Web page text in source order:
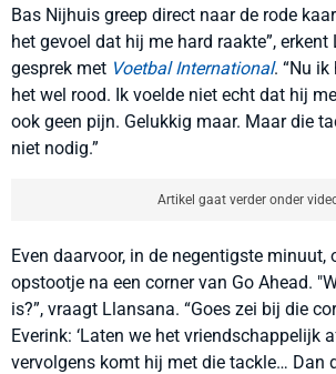
Bas Nijhuis greep direct naar de rode
het gevoel dat hij me hard raakte”,
gesprek met Voetbal International. “Nu
het wel rood. Ik voelde niet echt dat hij
ook geen pijn. Gelukkig maar. Maar die
niet nodig.”
Artikel gaat verder onder
Even daarvoor, in de negentigste minuut,
opstootje na een corner van Go Ahead.
is?”, vraagt Llansana. “Goes zei bij die
Everink: ‘Laten we het vriendschappelijk
vervolgens komt hij met die tackle… Dan